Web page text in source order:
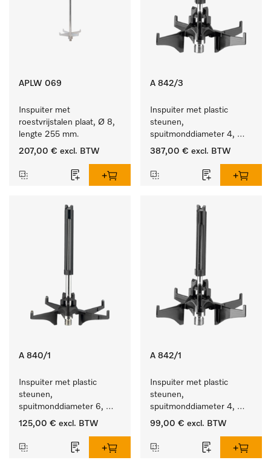
APLW 069
Inspuiter met
roestvrijstalen plaat, Ø 8,
lengte 255 mm.
207,00 € excl. BTW
A 842/3
Inspuiter met plastic
steunen,
spuitmonddiameter 4,
lengte 90 mm, 20 stuks
387,00 € excl. BTW
A 840/1
Inspuiter met plastic
steunen,
spuitmonddiameter 6,
lengte 130 mm, 5 stuks.
125,00 € excl. BTW
A 842/1
Inspuiter met plastic
steunen,
spuitmonddiameter 4,
lengte 90 mm, 5 stuks
99,00 € excl. BTW